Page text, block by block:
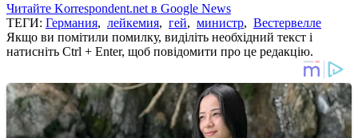
Читайте Korrespondent.net в Google News
ТЕГИ: Германия, лейкемия, гей, министр, Вестервелле
Якщо ви помітили помилку, виділіть необхідний текст і
натисніть Ctrl + Enter, щоб повідомити про це редакцію.